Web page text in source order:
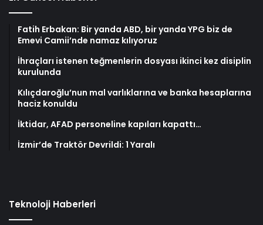
Fatih Erbakan: Bir yanda ABD, bir yanda YPG biz de
Emevi Camii’nde namaz kılıyoruz
İhraçları istenen teğmenlerin dosyası ikinci kez disiplin
kurulunda
Kılıçdaroğlu’nun mal varlıklarına ve banka hesaplarına
haciz konuldu
İktidar, AFAD personeline kapıları kapattı…
İzmir’de Traktör Devrildi: 1 Yaralı
Teknoloji Haberleri